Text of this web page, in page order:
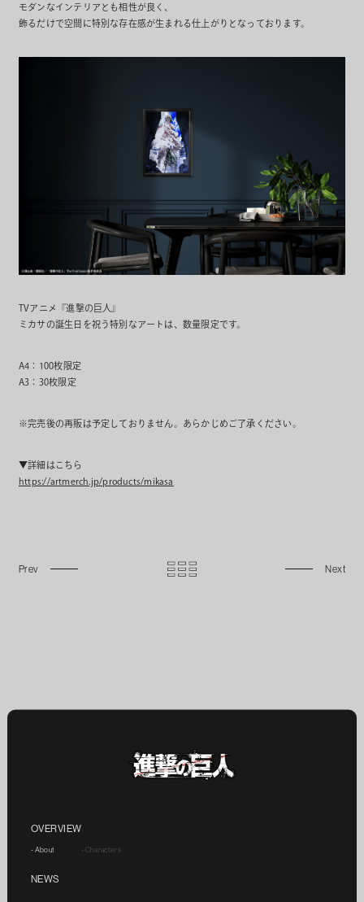
モダンなインテリアとも相性が良く、
飾るだけで空間に特別な存在感が生まれる仕上がりとなっております。
TVアニメ『進撃の巨人』
ミカサの誕生日を祝う特別なアートは、数量限定です。
A4：100枚限定
A3：30枚限定
※完売後の再販は予定しておりません。あらかじめご了承ください。
▼詳細はこちら
https://artmerch.jp/products/mikasa
OVERVIEW
- About - Characters
NEWS